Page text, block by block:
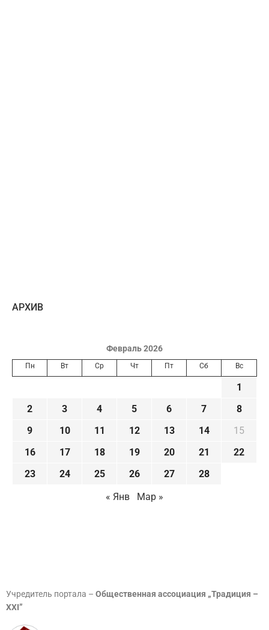
AРХИВ
Февраль 2026
Пн Вт Ср Чт Пт Сб Вс
1
2
3 4 5 6 7
8
9
10 11 12 13 14
15
16
17 18 19 20 21
22
23
24 25 26 27
28
« Янв
Мар »
Учредитель портала – Общественная ассоциация „Традиция –
XXI”